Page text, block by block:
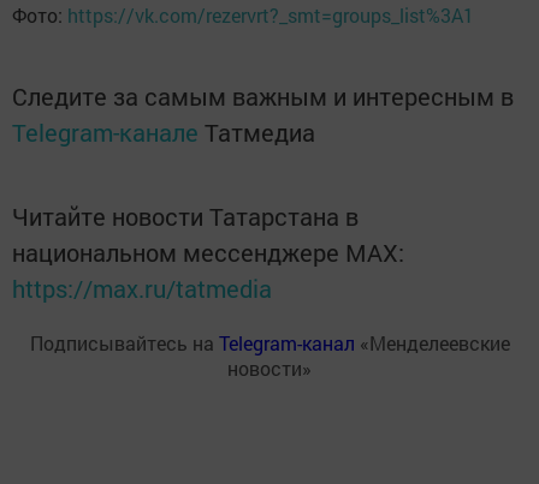
Фото: https://vk.com/rezervrt?_smt=groups_list%3A1
Следите за самым важным и интересным в
Telegram-канале Татмедиа
Читайте новости Татарстана в
национальном мессенджере MАХ:
https://max.ru/tatmedia
Подписывайтесь на Telegram-канал «Менделеевские
новости»